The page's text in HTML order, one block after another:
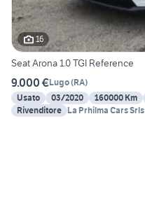
16
Seat Arona 1.0 TGI Reference
9.000 €Lugo(RA)
Usato
03/2020 160000 Km
Rivenditore La Prhilma Cars Srls